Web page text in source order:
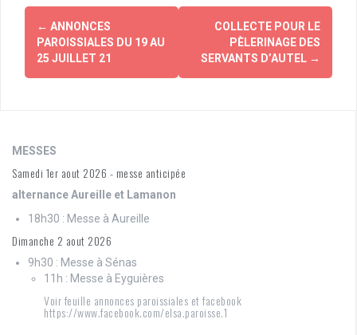
Navigation
d'article
← ANNONCES
PAROISSIALES DU 19 AU
25 JUILLET 21
COLLECTE POUR LE
PÈLERINAGE DES
SERVANTS D’AUTEL →
MESSES
Samedi 1er aout 2026 - messe anticipée
alternance Aureille et Lamanon
18h30 : Messe à Aureille
Dimanche 2 aout 2026
9h30 : Messe à Sénas
11h : Messe à Eyguières
Voir feuille annonces paroissiales et facebook
https://www.facebook.com/elsa.paroisse.1